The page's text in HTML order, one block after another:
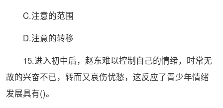
C.注意的范围
D.注意的转移
15.进入初中后，赵东难以控制自己的情绪，时常无
故的兴奋不已，转而又哀伤忧愁，这反应了青少年情绪
发展具有()。